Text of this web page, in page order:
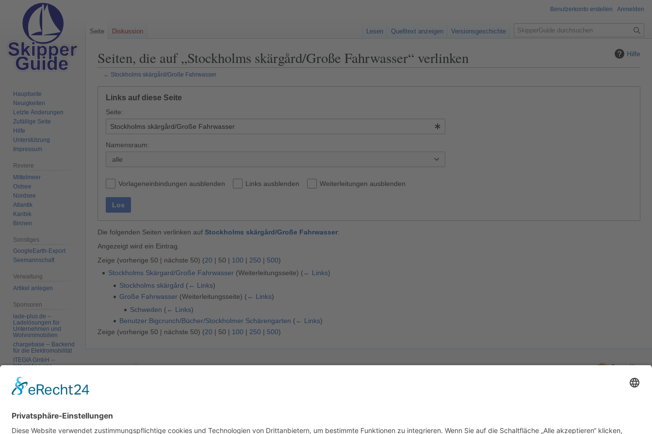
Hilfe
Seiten, die auf „Stockholms skärgård/Große Fahrwasser“ verlinken
← Stockholms skärgård/Große Fahrwasser
Navigation
springen
Suche
springen
Links auf diese Seite
Seite:
Namensraum:
alle
Vorlageneinbindungen ausblenden Links ausblenden Weiterleitungen ausblenden
Los
Die folgenden Seiten verlinken auf Stockholms skärgård/Große Fahrwasser:
Angezeigt wird ein Eintrag.
Zeige (vorherige 50 | nächste 50) (20 | 50 | 100 | 250 | 500)
Stockholms Skärgard/Große Fahrwasser (Weiterleitungsseite) ( ← Links)
Stockholms skärgård ( ← Links)
Große Fahrwasser(Weiterleitungsseite) ( ← Links)
Schweden ( ← Links)
Benutzer:Bigcrunch/Bücher/Stockholmer Schärengarten ( ← Links)
Zeige (vorherige 50 | nächste 50) (20 | 50 | 100 | 250 | 500)
Benutzerkonto erstellen Anmelden
Seite Diskussion Lesen Quelltext anzeigen Versionsgeschichte
S
u
e
Hauptseite
Neuigkeiten
Letzte Änderungen
Zufällige Seite
Hilfe
Unterstützung
Impressum
Reviere
Mittelmeer
Ostsee
Nordsee
Atlantik
Karibik
Binnen
Sonstiges
GoogleEarth-Export
Seemannschaft
Verwaltung
Artikel anlegen
Sponsoren
lade-plus.de --
Ladelösungen für
Unternehmen und
Wohnimmobilien
chargebase -- Backend
für die Elektromobilität
ITEGIA GmbH --
Integration von
individuelle
Softwarelösungen
Spezialseiten
Druckversion